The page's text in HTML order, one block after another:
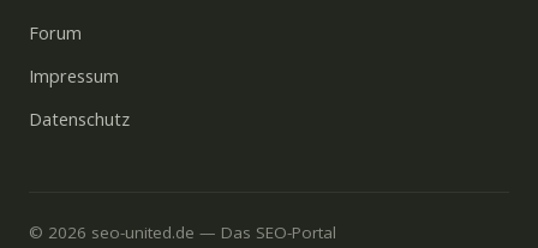
Forum
Impressum
Datenschutz
© 2026 seo-united.de — Das SEO-Portal